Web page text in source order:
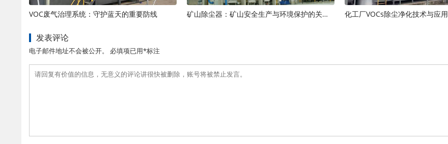
VOC废气治理系统：守护蓝天的重要防线 矿山除尘器：矿山安全生产与环境保护的关键装备 化工厂VOCs除尘净化技术与应用
发表评论
电子邮件地址不会被公开。 必填项已用*标注